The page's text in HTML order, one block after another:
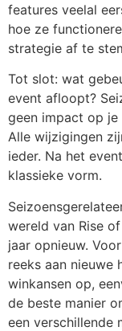
features veelal
hoe ze
strategie af te
Tot slot: wat
event afloopt?
geen impact op je
Alle wijzigingen
ieder. Na het
klassieke vorm.
wereld van Rise
jaar opnieuw.
reeks aan nieuwe
winkansen op,
de beste manier
een verschillende